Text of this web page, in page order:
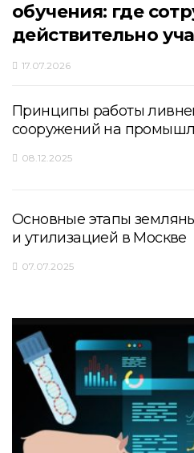
обучения: где
действительно
17.07.2026
Принципы работы
сооружений на
08.12.2025
Основные этапы
и утилизацией в Москве
07.07.2025